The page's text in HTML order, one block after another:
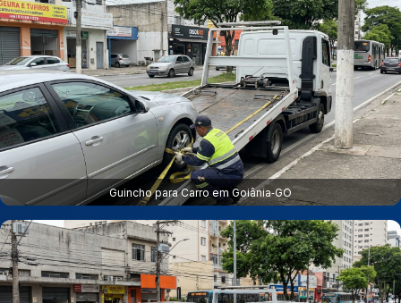
Guincho para Carro em Goiânia‑GO